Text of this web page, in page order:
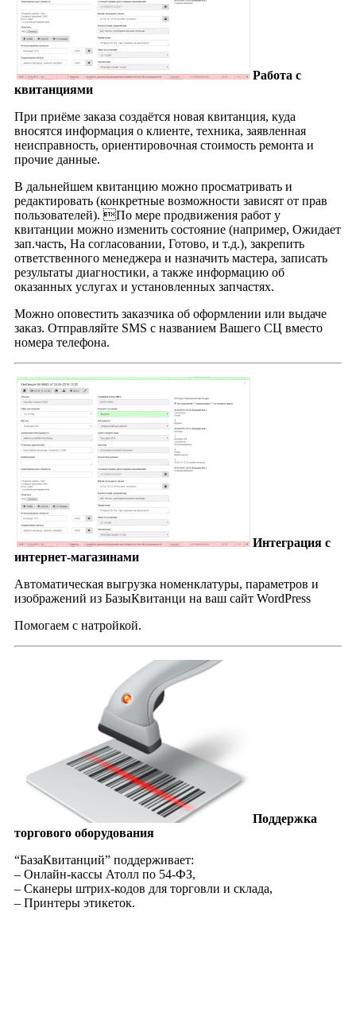
Работа с
квитанциями
При приёме заказа создаётся новая квитанция, куда
вносятся информация о клиенте, техника, заявленная
неисправность, ориентировочная стоимость ремонта и
прочие данные.
В дальнейшем квитанцию можно просматривать и
редактировать (конкретные возможности зависят от прав
пользователей). По мере продвижения работ у
квитанции можно изменить состояние (например, Ожидает
зап.часть, На согласовании, Готово, и т.д.), закрепить
ответственного менеджера и назначить мастера, записать
результаты диагностики, а также информацию об
оказанных услугах и установленных запчастях.
Можно оповестить заказчика об оформлении или выдаче
заказ. Отправляйте SMS с названием Вашего СЦ вместо
номера телефона.
Интеграция с
интернет-магазинами
Автоматическая выгрузка номенклатуры, параметров и
изображений из БазыКвитанци на ваш сайт WordPress
Помогаем с натройкой.
Поддержка
торгового оборудования
“БазаКвитанций” поддерживает:
– Онлайн-кассы Атолл по 54-ФЗ,
– Сканеры штрих-кодов для торговли и склада,
– Принтеры этикеток.